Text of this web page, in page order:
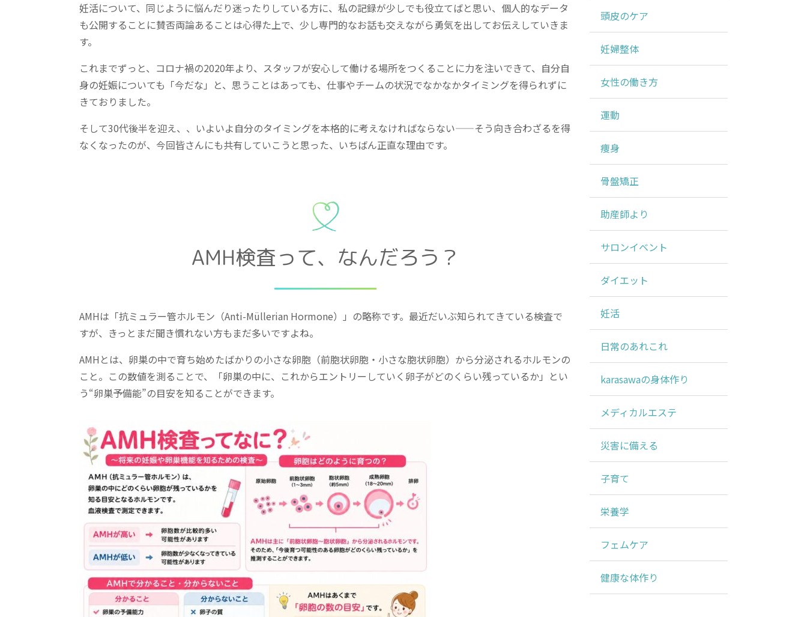
妊活について、同じように悩んだり迷ったりしている方に、私の記録が少しでも役立てばと思い、個人的なデータ
も公開することに賛否両論あることは心得た上で、少し専門的なお話も交えながら勇気を出してお伝えしていきま
す。
これまでずっと、コロナ禍の2020年より、スタッフが安心して働ける場所をつくることに力を注いできて、自分自
身の妊娠についても「今だな」と、思うことはあっても、仕事やチームの状況でなかなかタイミングを得られずに
きておりました。
そして30代後半を迎え、、いよいよ自分のタイミングを本格的に考えなければならない——そう向き合わざるを得
なくなったのが、今回皆さんにも共有していこうと思った、いちばん正直な理由です。
AMH検査って、なんだろう？
AMHは「抗ミュラー管ホルモン（Anti-Müllerian Hormone）」の略称です。最近だいぶ知られてきている検査で
すが、きっとまだ聞き慣れない方もまだ多いですよね。
AMHとは、卵巣の中で育ち始めたばかりの小さな卵胞（前胞状卵胞・小さな胞状卵胞）から分泌されるホルモンの
こと。この数値を測ることで、「卵巣の中に、これからエントリーしていく卵子がどのくらい残っているか」とい
う“卵巣予備能”の目安を知ることができます。
頭皮のケア
妊婦整体
女性の働き方
運動
痩身
骨盤矯正
助産師より
サロンイベント
ダイエット
妊活
日常のあれこれ
karasawaの身体作り
メディカルエステ
災害に備える
子育て
栄養学
フェムケア
健康な体作り